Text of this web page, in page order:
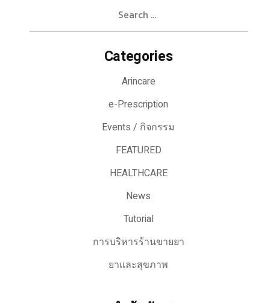
Categories
Arincare
e-Prescription
Events / กิจกรรม
FEATURED
HEALTHCARE
News
Tutorial
การบริหารร้านขายยา
ยาและสุขภาพ